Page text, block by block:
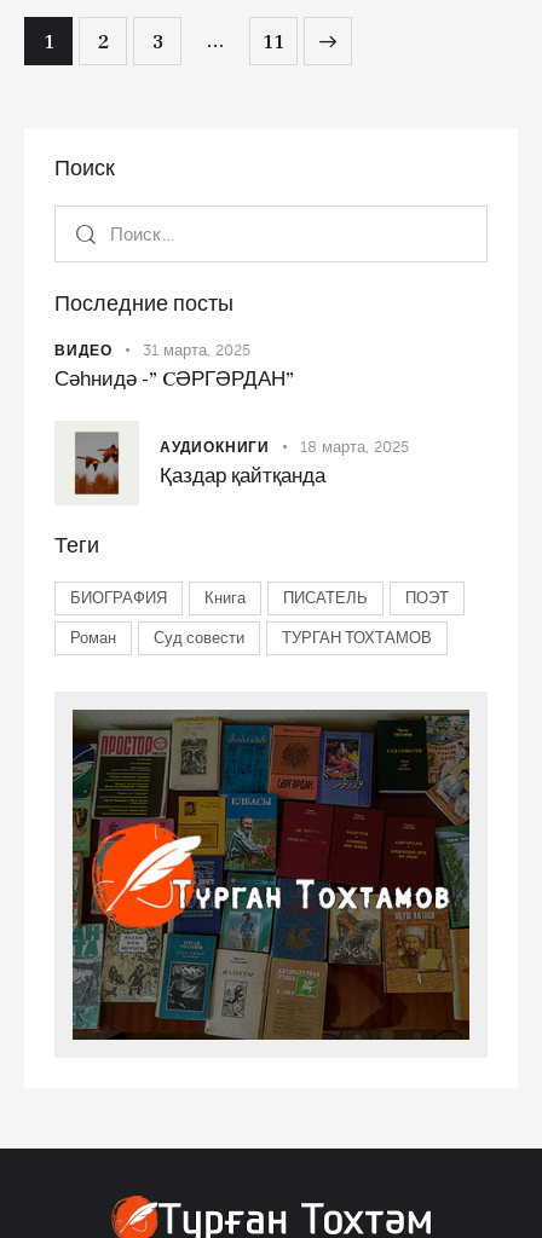
1 2 3 … 11
>
Поиск
Последние посты
ВИДЕО 31 марта, 2025
Сәһнидә -” CӘРГӘРДАН”
АУДИОКНИГИ 18 марта, 2025
Қаздар қайтқанда
Теги
БИОГРАФИЯ Книга ПИСАТЕЛЬ ПОЭТ
Роман Суд совести ТУРГАН ТОХТАМОВ